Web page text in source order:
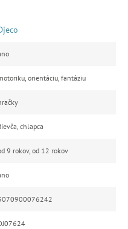
orientáciu, fantáziu
chlapca
9 rokov, od 12 rokov